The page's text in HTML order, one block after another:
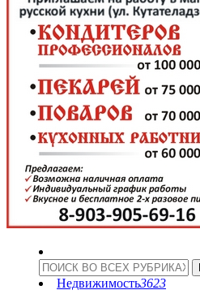
Недвижимость3623